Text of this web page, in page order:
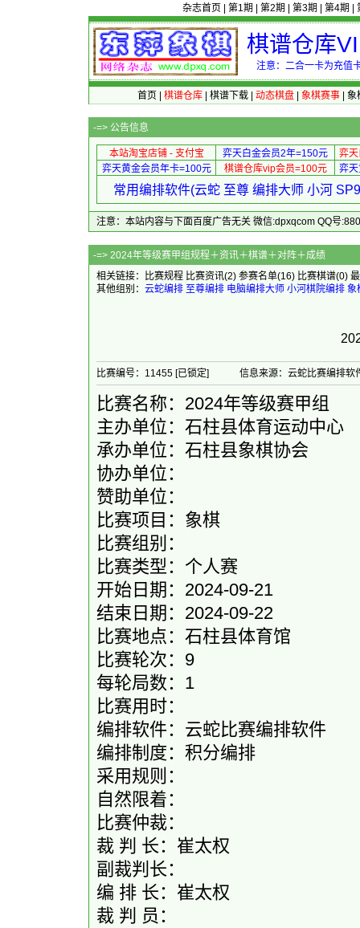
杂志首页 第1期 第2期 第3期 第4期
棋谱仓库
注意：二合一卡为充值
首页 棋谱仓库| 棋谱下载| 动态棋盘| 象棋赛事| 象
-=> 公告信息
本站淘宝店铺 - 支付宝 弈天白金会员2年=150元
弈
弈天黄金会员年卡=100元
棋谱仓库vip会员=100元 弈
常用编排软件(云蛇 至尊 编排大师 小河
注意：本站内容与下面百度广告无关 微信:dpxqcom QQ号
-=> 2024年等级赛甲组规程＋
相关链接：
比赛规程 比赛资讯(2) 参赛名单(16) 比赛棋谱(0)
其他组别： 云蛇编排 至尊编排 电脑编排大师 小河棋院编排 象
比赛编号：11455 [已锁定] 信息来源：云蛇比赛编排软
比赛名称：2024年等级赛甲组
主办单位：石柱县体育运动中心
承办单位：石柱县象棋协会
协办单位：
赞助单位：
比赛项目：象棋
比赛组别：
比赛类型：个人赛
开始日期：2024-09-21
结束日期：2024-09-22
比赛地点：石柱县体育馆
比赛轮次：9
每轮局数：1
比赛用时：
编排软件：云蛇比赛编排软件
编排制度：积分编排
采用规则：
自然限着：
比赛仲裁：
裁 判 长：崔太权
副裁判长：
编 排 长：崔太权
裁 判 员：